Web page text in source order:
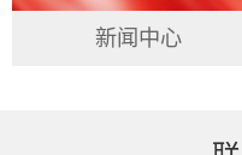
新闻中心